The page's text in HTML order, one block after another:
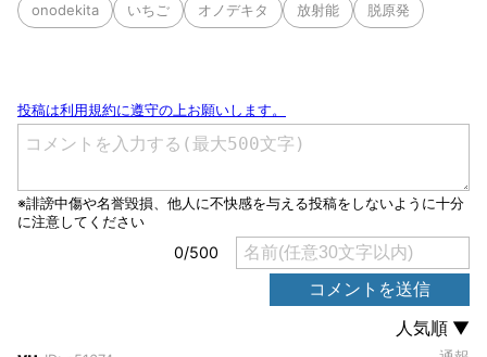
onodekita いちご オノデキタ 放射能 脱原発